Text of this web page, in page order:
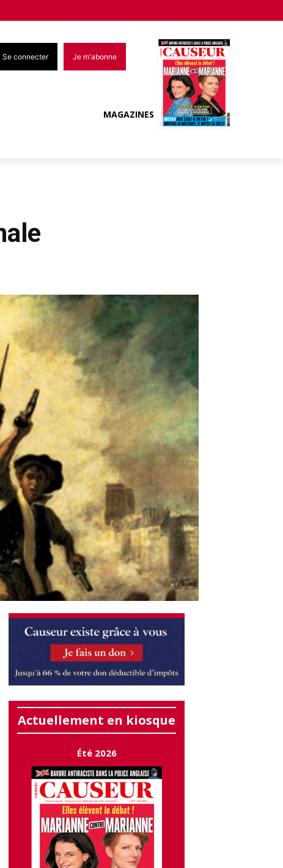
Se connecter Je m'abonne
MAGAZINES
Actuellement en kiosque
Été 2026